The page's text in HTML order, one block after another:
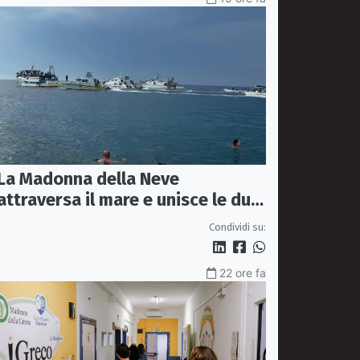
Madonna della Neve
il mare e unisce le due
Condividi su:
22 ore fa